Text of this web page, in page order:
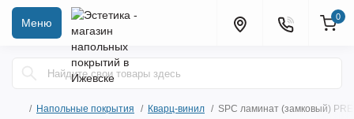
Меню 0
Напольные покрытия Кварц-винил SPC ламинат (замковый)